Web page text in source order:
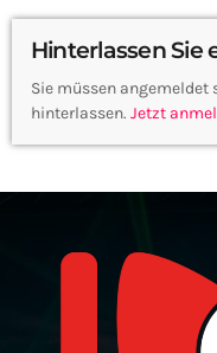
Hinterlassen Sie
Sie müssen angemeldet
hinterlassen. Jetzt